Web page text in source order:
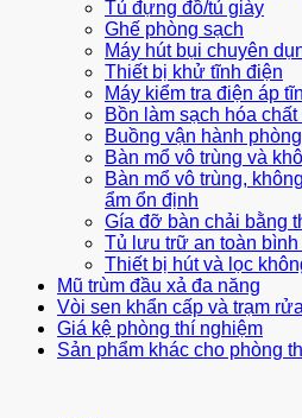
Tủ đựng đồ/tủ giày
Ghế phòng sạch
Máy hút bụi chuyên
Thiết bị khử tĩnh điện
Máy kiểm tra điện áp
Bồn làm sạch hóa chất
Buồng vận hành
Bàn mổ vô trùng và
Bàn mổ vô trùng,
ẩm ổn định
Gía đỡ bàn chải bằng
Tủ lưu trữ an toàn bình
Thiết bị hút và lọc
Mũ trùm đầu xả đa năng
Vòi sen khẩn cấp và trạm
Giá kệ phòng thí nghiệm
Sản phẩm khác cho phòng